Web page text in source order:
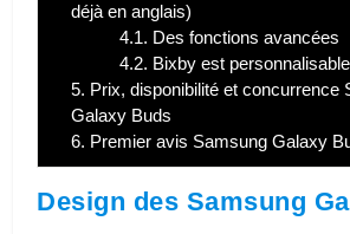
déjà en anglais)
4.1. Des fonctions avancées
4.2. Bixby est personnalisable
5. Prix, disponibilité et concurrence
Galaxy Buds
6. Premier avis Samsung Galaxy
Design des Samsung